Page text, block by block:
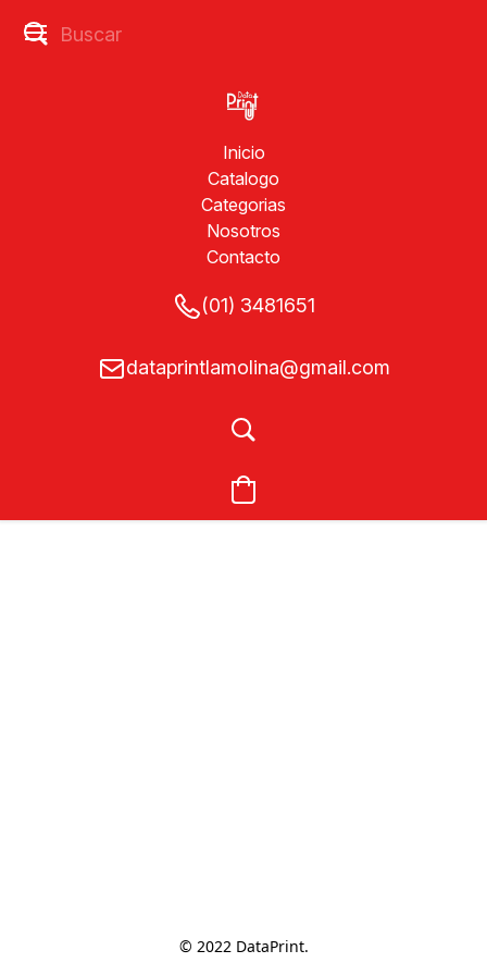
Inicio
Catalogo
Categorias
Nosotros
Contacto
(01) 3481651
dataprintlamolina@gmail.com
© 2022 DataPrint.